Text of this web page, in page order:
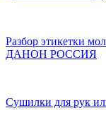
Разбор этикетки
ДАНОН РОССИЯ
Сушилки для рук